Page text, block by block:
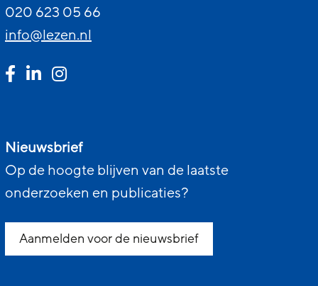
020 623 05 66
info@lezen.nl
Nieuwsbrief
Op de hoogte blijven van de laatste
onderzoeken en publicaties?
Aanmelden voor de nieuwsbrief